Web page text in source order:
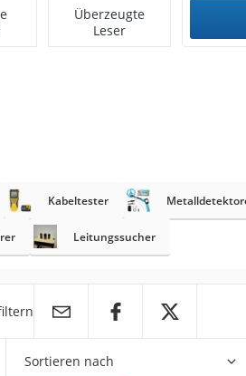
Überzeugte
Leser
Kabeltester
Leitungssucher
Sortieren nach